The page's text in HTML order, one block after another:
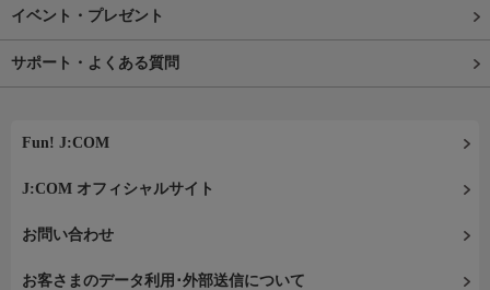
イベント・プレゼント
サポート・よくある質問
Fun! J:COM
J:COM オフィシャルサイト
お問い合わせ
お客さまのデータ利用･外部送信について